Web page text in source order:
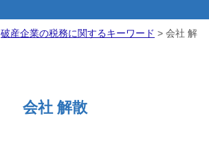
破産企業の税務に関するキーワード > 会社 解
会社 解散